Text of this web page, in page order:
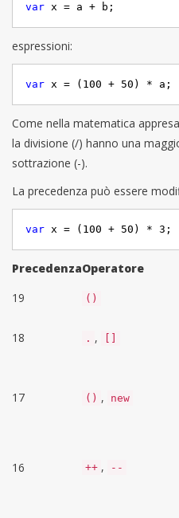
var x = a + b;
espressioni:
var x = ( 100 + 50 ) * a;
Come nella matematica
la divisione (/) hanno una
sottrazione (-).
La precedenza può essere
var x = ( 100 + 50 ) * 3 ;
PrecedenzaOperatore
19
()
18 . ,
17 () , new
16 ++ , --